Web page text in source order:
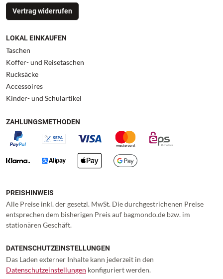
Vertrag widerrufen
LOKAL EINKAUFEN
Taschen
Koffer- und Reisetaschen
Rucksäcke
Accessoires
Kinder- und Schulartikel
ZAHLUNGSMETHODEN
PREISHINWEIS
Alle Preise inkl. der gesetzl. MwSt. Die durchgestrichenen Preise
entsprechen dem bisherigen Preis auf bagmondo.de bzw. im
stationären Geschäft.
DATENSCHUTZEINSTELLUNGEN
Das Laden externer Inhalte kann jederzeit in den
Datenschutzeinstellungen konfiguriert werden.